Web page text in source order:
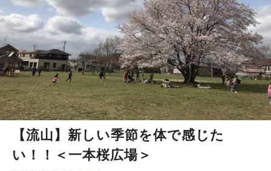
【流山】新しい季節を体で感じた
い！！＜一本桜広場＞